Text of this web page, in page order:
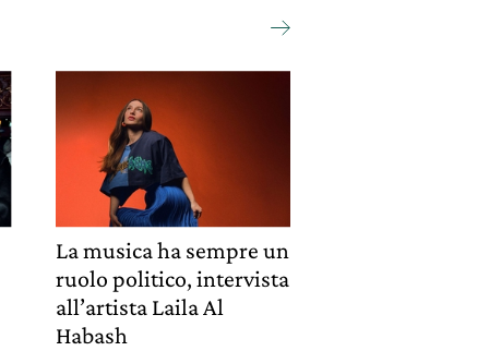
La musica ha sempre un
ruolo politico, intervista
all’artista Laila Al
Habash